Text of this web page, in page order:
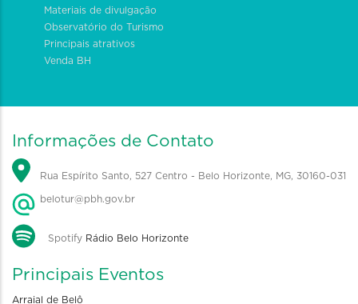
Materiais de divulgação
Observatório do Turismo
Principais atrativos
Venda BH
Informações de Contato
Rua Espírito Santo, 527 Centro - Belo Horizonte, MG, 30160-031
belotur@pbh.gov.br
Spotify Rádio Belo Horizonte
Principais Eventos
Arraial de Belô